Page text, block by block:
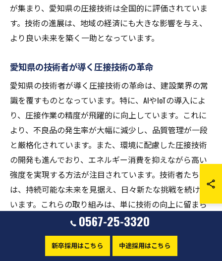
が集まり、愛知県の圧接技術は全国的に評価されていま
す。技術の進展は、地域の経済にも大きな影響を与え、
より良い未来を築く一助となっています。
愛知県の技術者が導く圧接技術の革命
愛知県の技術者が導く圧接技術の革命は、建設業界の常
識を覆すものとなっています。特に、AIやIoTの導入によ
り、圧接作業の精度が飛躍的に向上しています。これに
より、不良品の発生率が大幅に減少し、品質管理が一段
と厳格化されています。また、環境に配慮した圧接技術
の開発も進んでおり、エネルギー消費を抑えながら高い
強度を実現する方法が注目されています。技術者たち
は、持続可能な未来を見据え、日々新たな挑戦を続けて
います。これらの取り組みは、単に技術の向上に留まら
ず、愛知県全体の競争力を高める要因にもなっていま
0567-25-3320
新卒採用はこちら 中途採用はこちら